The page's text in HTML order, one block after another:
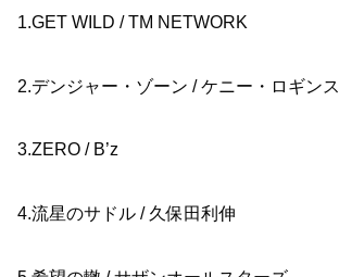
1.GET WILD / TM NETWORK
2.デンジャー・ゾーン / ケニー・ロギンス
3.ZERO / B’z
4.流星のサドル / 久保田利伸